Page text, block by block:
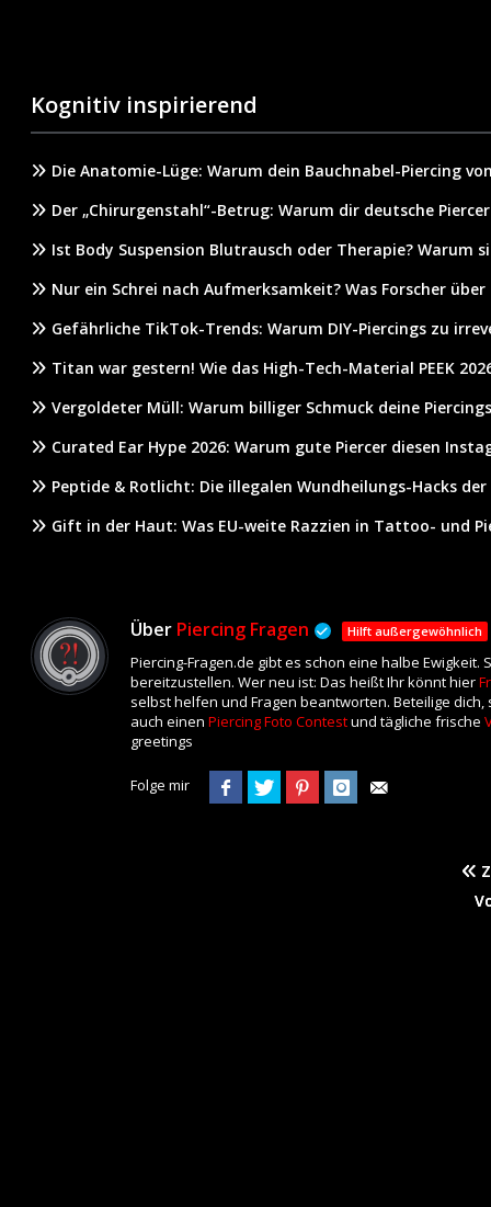
Kognitiv inspirierend
Die Anatomie-Lüge: Warum dein Bauchnabel-Piercing
Der „Chirurgenstahl“-Betrug: Warum dir deutsche
Ist Body Suspension Blutrausch oder Therapie? Warum
Nur ein Schrei nach Aufmerksamkeit? Was Forscher
Gefährliche TikTok-Trends: Warum DIY-Piercings zu
Titan war gestern! Wie das High-Tech-Material PEEK
Vergoldeter Müll: Warum billiger Schmuck deine
Curated Ear Hype 2026: Warum gute Piercer diesen
Peptide & Rotlicht: Die illegalen Wundheilungs-Hacks
Gift in der Haut: Was EU-weite Razzien in Tattoo- und
Über Piercing Fragen Hilft außergewöhnlich
Piercing-Fragen.de gibt es schon eine halbe
bereitzustellen. Wer neu ist: Das heißt Ihr könnt hier
selbst helfen und Fragen beantworten. Beteilige dich,
auch einen Piercing Foto Contestund tägliche frische
greetings
Folge mir